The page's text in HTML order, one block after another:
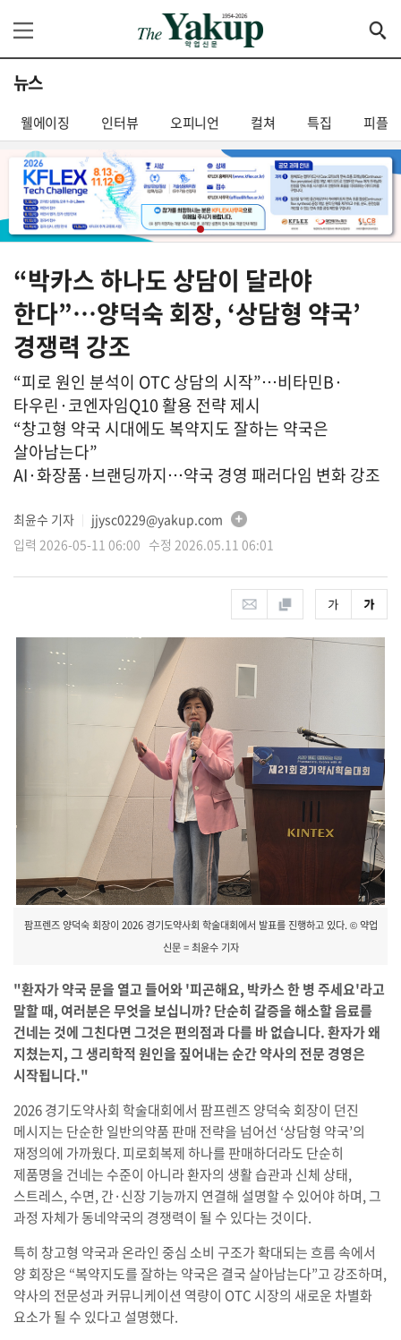
뉴스
웰에이징 인터뷰 오피니언 컬쳐 특집 피플
“박카스 하나도 상담이 달라야
한다”…양덕숙 회장, ‘상담형 약국’
경쟁력 강조
“피로 원인 분석이 OTC 상담의 시작”…비타민B·
타우린·코엔자임Q10 활용 전략 제시
“창고형 약국 시대에도 복약지도 잘하는 약국은
살아남는다”
AI·화장품·브랜딩까지…약국 경영 패러다임 변화 강조
최윤수 기자
jjysc0229@yakup.com
입력 2026-05-11 06:00 수정 2026.05.11 06:01
팜프렌즈 양덕숙 회장이 2026 경기도약사회 학술대회에서 발표를 진행하고 있다. © 약업
신문 = 최윤수 기자
"환자가 약국 문을 열고 들어와 '피곤해요, 박카스 한 병 주세요'라고
말할 때, 여러분은 무엇을 보십니까? 단순히 갈증을 해소할 음료를
건네는 것에 그친다면 그것은 편의점과 다를 바 없습니다. 환자가 왜
지쳤는지, 그 생리학적 원인을 짚어내는 순간 약사의 전문 경영은
시작됩니다."
2026 경기도약사회 학술대회에서 팜프렌즈 양덕숙 회장이 던진
메시지는 단순한 일반의약품 판매 전략을 넘어선 ‘상담형 약국’의
재정의에 가까웠다. 피로회복제 하나를 판매하더라도 단순히
제품명을 건네는 수준이 아니라 환자의 생활 습관과 신체 상태,
스트레스, 수면, 간·신장 기능까지 연결해 설명할 수 있어야 하며, 그
과정 자체가 동네약국의 경쟁력이 될 수 있다는 것이다.
특히 창고형 약국과 온라인 중심 소비 구조가 확대되는 흐름 속에서
양 회장은 “복약지도를 잘하는 약국은 결국 살아남는다”고 강조하며,
약사의 전문성과 커뮤니케이션 역량이 OTC 시장의 새로운 차별화
요소가 될 수 있다고 설명했다.